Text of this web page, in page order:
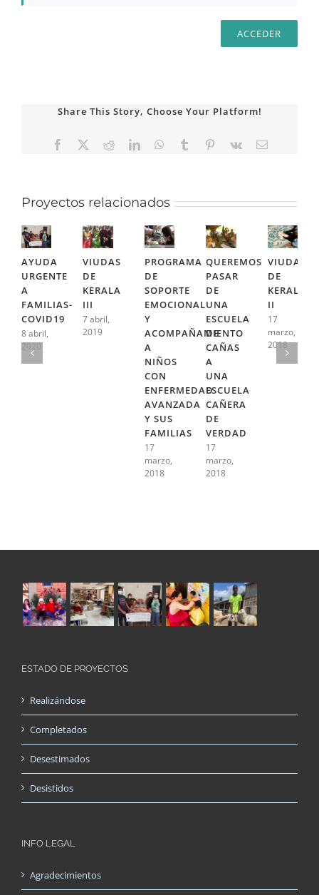
ACCEDER
Share This Story, Choose Your Platform!
Facebook RedditLinkedInWhatsApp
Tumblr Pinterest
Vk
Correo
Proyectos relacionados
AYUDA
URGENTE
A
FAMILIAS-
COVID19
8 abril,
2020
VIUDAS
DE
KERALA
III
7 abril,
2019
PROGRAMA
DE
SOPORTE
EMOCIONAL
Y
ACOMPAÑAMIENTO
A
NIÑOS
CON
ENFERMEDAD
AVANZADA
Y SUS
FAMILIAS
17
marzo,
2018
QUEREMOS
PASAR
DE
UNA
ESCUELA
DE
CAÑAS
A
UNA
ESCUELA
CAÑERA
DE
VERDAD
17
marzo,
2018
VIUDAS
DE
KERALA
II
17
marzo,
2018
ESTADO DE PROYECTOS
Realizándose
Completados
Desestimados
Desistidos
INFO LEGAL
Agradecimientos